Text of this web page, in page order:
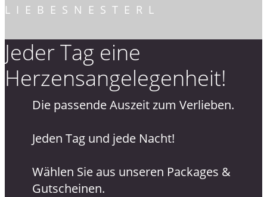
LIEBESNESTERL
Jeder Tag eine
Herzensangelegenheit!
Die passende Auszeit zum Verlieben.
Jeden Tag und jede Nacht!
Wählen Sie aus unseren Packages &
Gutscheinen.